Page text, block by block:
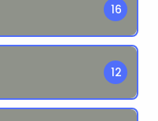
16
12